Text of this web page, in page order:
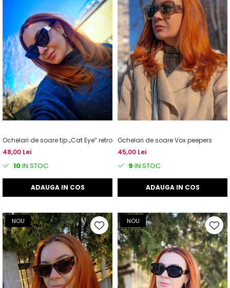
Ochelari de soare tip „Cat Eye” retro
48,00 Lei
10IN STOC
ADAUGA IN COS
Ochelari de soare Vox peepers
45,00 Lei
9 IN STOC
ADAUGA IN COS
NOU NOU